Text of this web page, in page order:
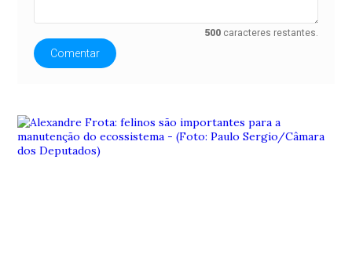
500 caracteres restantes.
Comentar